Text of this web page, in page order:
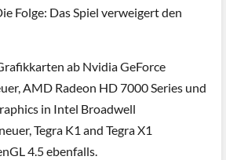
Folge: Das Spiel verweigert den
ab Nvidia GeForce
AMD Radeon HD 7000 Series und
in Intel Broadwell
Tegra K1 and Tegra X1
4.5 ebenfalls.